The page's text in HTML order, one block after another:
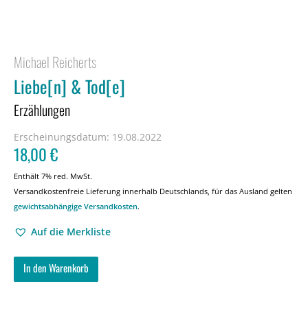
Michael Reicherts
Liebe[n] & Tod[e]
Erzählungen
Erscheinungsdatum: 19.08.2022
18,00€
Enthält 7% red. MwSt.
Versandkostenfreie Lieferung innerhalb Deutschlands, für das Ausland gelten
gewichtsabhängige Versandkosten.
Auf die Merkliste
In den Warenkorb